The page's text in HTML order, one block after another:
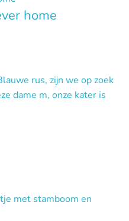
home
rus, zijn we op zoek
dame m, onze kater is